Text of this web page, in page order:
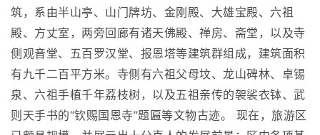
筑，系由半山亭、山门牌坊、金刚殿、大雄宝殿、六祖
殿、方丈室，两旁回廊有诸天佛殿、禅房、斋堂，以及寺
侧观音堂、五百罗汉堂、报恩塔等建筑群组成，建筑面积
有九千二百平方米。寺侧有六祖父母坟、龙山碑林、卓锡
泉、六祖手植千年荔枝树，以及五祖亲传的袈裟衣钵、武
则天手书的“钦赐国恩寺”题匾等文物古迹。 现在，旅游区